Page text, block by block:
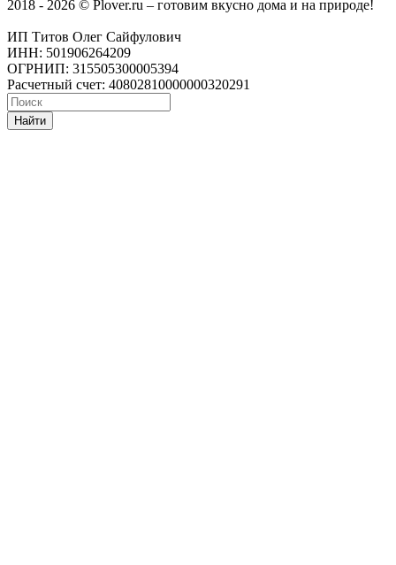
2018 - 2026 © Plover.ru – готовим вкусно дома и на природе!
ИП Титов Олег Сайфулович
ИНН: 501906264209
ОГРНИП: 315505300005394
Расчетный счет: 40802810000000320291
Найти